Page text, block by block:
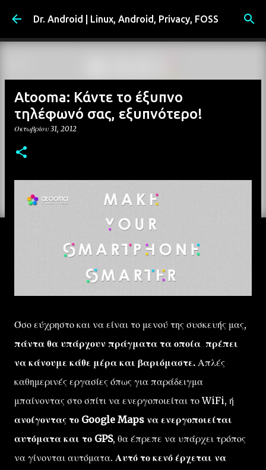
Μετάβαση στο κύριο περιεχόμενο
Dr. Android | Linux, Android, Privacy, FOSS
Atooma: Κάντε το έξυπνο
τηλέφωνό σας, εξυπνότερο!
Οκτωβρίου 31, 2012
Όσο εύχρηστο και να είναι το μενού της συσκευής μας,
πάντα θα υπάρχουν πράγματα τα οποία πρέπει
να κάνουμε κάθε μέρα και βαριόμαστε. Απλές
καθημερινές εργασίες όπως για παράδειγμα
μπαίνοντας στο σπίτι να ενεργοποιείται το WiFi, ή
ανοίγοντας το Google Maps να ενεργοποιείται
αυτόματα και το GPS, θα έπρεπε να υπάρχει τρόπος
να γίνονται αυτόματα. Αυτό το κενό έρχεται να